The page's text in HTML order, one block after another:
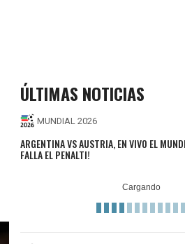
ÚLTIMAS NOTICIAS
MUNDIAL 2026
ARGENTINA VS AUSTRIA, EN VIVO EL
FALLA EL PENALTI!